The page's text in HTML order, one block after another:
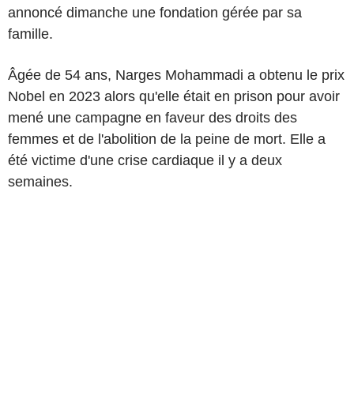
annoncé dimanche une fondation gérée par sa
famille.
Âgée de 54 ans, Narges Mohammadi a obtenu le prix
Nobel en 2023 alors qu'elle était en prison pour avoir
mené une campagne en faveur des droits des
femmes et de l'abolition de la peine de mort. Elle a
été victime d'une crise cardiaque il y a deux
semaines.